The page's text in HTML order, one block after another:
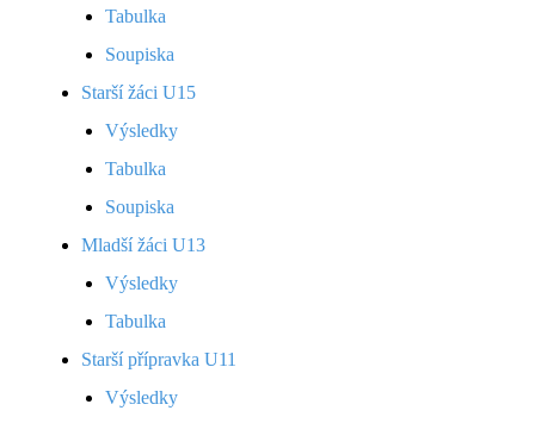
Tabulka
Soupiska
Starší žáci U15
Výsledky
Tabulka
Soupiska
Mladší žáci U13
Výsledky
Tabulka
Starší přípravka U11
Výsledky